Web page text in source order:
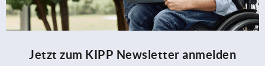
Jetzt zum KIPP Newsletter anmelden